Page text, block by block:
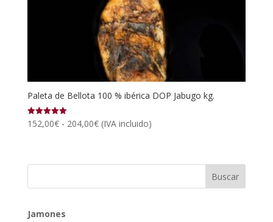
Paleta de Bellota 100 % ibérica DOP Jabugo kg.
Valorado
con
152,00€ - 204,00€Rango
desde
(IVA incluido)
Jamones